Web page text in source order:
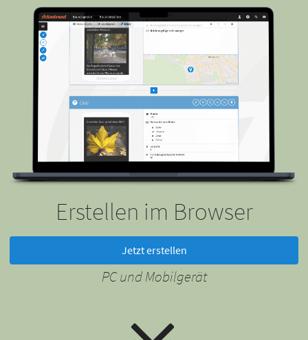
Erstellen im Browser
Jetzt erstellen
PC und Mobilgerät